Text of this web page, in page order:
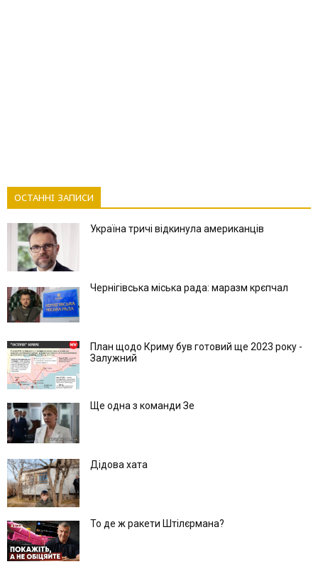
ОСТАННІ ЗАПИСИ
Україна тричі відкинула американців
Чернігівська міська рада: маразм крєпчал
План щодо Криму був готовий ще 2023 року -
Залужний
Ще одна з команди Зе
Дідова хата
То де ж ракети Штілєрмана?